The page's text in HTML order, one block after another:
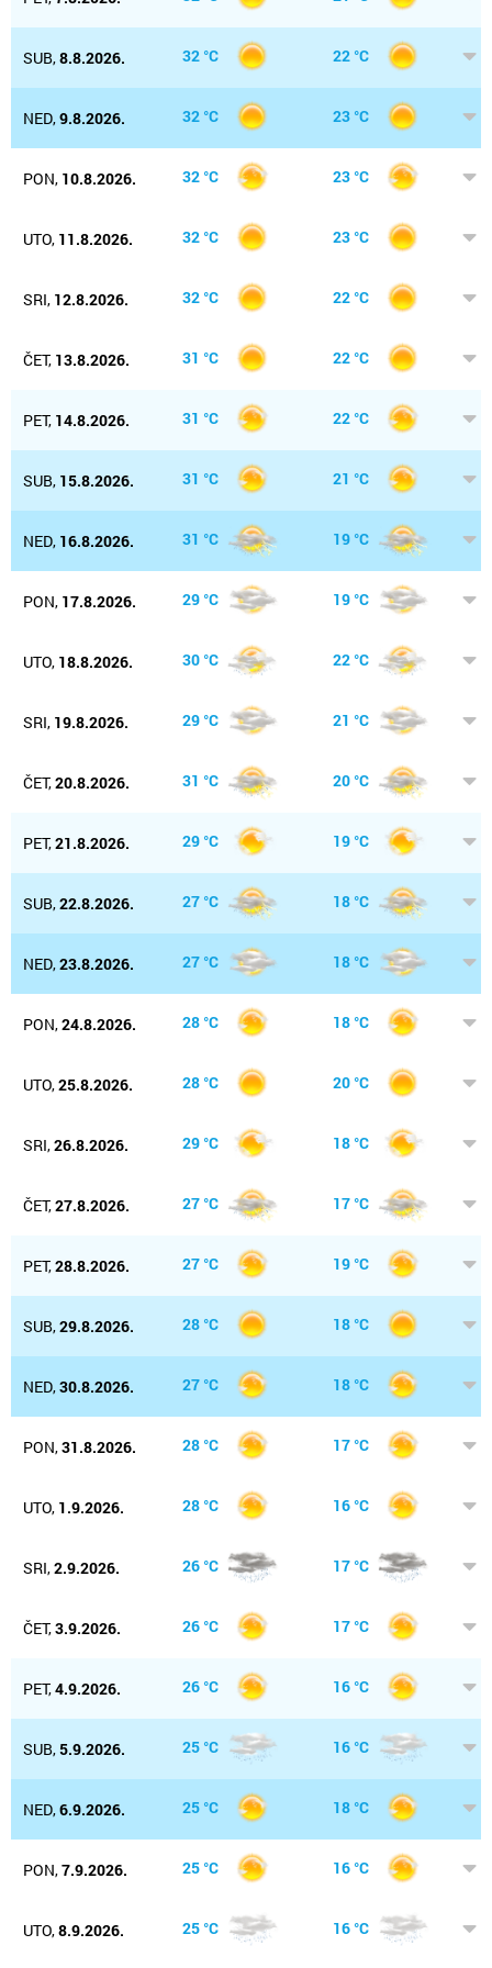
SUB,8.8.2026. 32 °C 22 °C
NED,9.8.2026. 32 °C 23 °C
PON, 10.8.2026. 32 °C 23 °C
UTO, 11.8.2026. 32 °C 23 °C
SRI, 12.8.2026. 32 °C 22 °C
ČET, 13.8.2026. 31 °C 22 °C
PET, 14.8.2026. 31 °C 22 °C
SUB, 15.8.2026. 31 °C 21 °C
NED, 16.8.2026. 31 °C 19 °C
PON, 17.8.2026. 29 °C 19 °C
UTO, 18.8.2026. 30 °C 22 °C
SRI, 19.8.2026. 29 °C 21 °C
ČET,20.8.2026. 31 °C 20 °C
PET,21.8.2026. 29 °C 19 °C
SUB,22.8.2026. 27 °C 18 °C
NED,23.8.2026. 27 °C 18 °C
PON,24.8.2026. 28 °C 18 °C
UTO,25.8.2026. 28 °C 20 °C
SRI,26.8.2026. 29 °C 18 °C
ČET,27.8.2026. 27 °C 17 °C
PET,28.8.2026. 27 °C 19 °C
SUB,29.8.2026. 28 °C 18 °C
NED,30.8.2026. 27 °C 18 °C
PON,31.8.2026. 28 °C 17 °C
UTO, 1.9.2026. 28 °C 16 °C
SRI,2.9.2026. 26 °C 17 °C
ČET,3.9.2026. 26 °C 17 °C
PET,4.9.2026. 26 °C 16 °C
SUB,5.9.2026. 25 °C 16 °C
NED,6.9.2026. 25 °C 18 °C
PON,7.9.2026. 25 °C 16 °C
UTO,8.9.2026. 25 °C 16 °C